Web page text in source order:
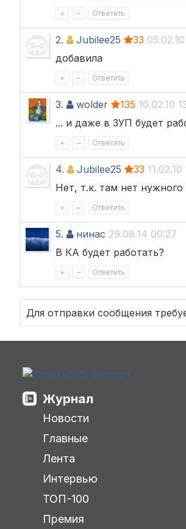
+ – Ответить
2. Jubilee25 33
добавила
+ – Ответить
3. wolder 135 10.02.10
... и даже в ЗУП будет
+ – Ответить
4. Jubilee25 33
Нет, т.к. там нет нужного
+ – Ответить
5. нинас 29.08.14 00:27
В КА будет работать?
+ – Ответить
Для отправки сообщения
Журнал
Новости
Главные
Лента
Интервью
ТОП-100
Премия